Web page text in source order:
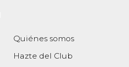
Quiénes somos
Hazte del Club